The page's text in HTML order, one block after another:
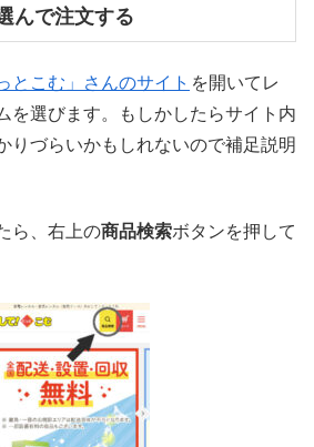
んで注文する
とこむ」さんのサイト を開いてレ
を選びます。もしかしたらサイト内
りづらいかもしれないので補足説明
ら、右上の商品検索ボタンを押して